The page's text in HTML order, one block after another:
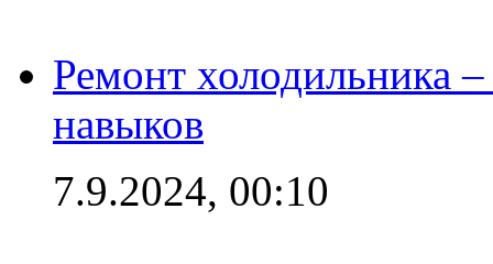
Ремонт холодильника
навыков
7.9.2024, 00:10